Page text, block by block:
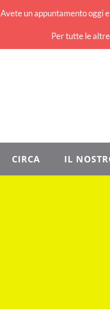
Avete un appuntamento oggi
Per tutte le
CIRCA IL